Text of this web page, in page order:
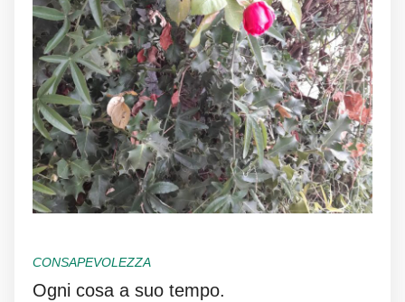
CONSAPEVOLEZZA
Ogni cosa a suo tempo.